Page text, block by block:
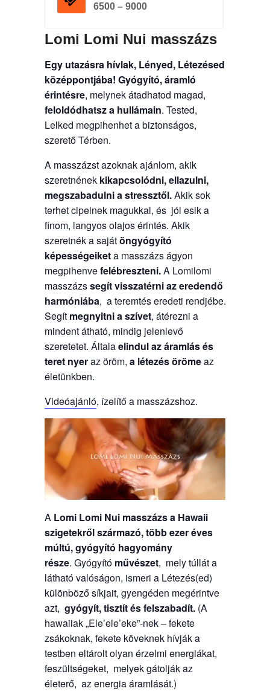
6500 – 9000
Lomi Lomi Nui masszázs
Egy utazásra hívlak, Lényed, Létezésed
középpontjába! Gyógyító, áramló
érintésre, melynek átadhatod magad,
feloldódhatsz a hullámain. Tested,
Lelked megpihenhet a biztonságos,
szerető Térben.
A masszázst azoknak ajánlom, akik
szeretnének kikapcsolódni, ellazulni,
megszabadulni a stressztől.Akik sok
terhet cipelnek magukkal, és jól esik a
finom, langyos olajos érintés. Akik
szeretnék a sajátöngyógyító
képességeiketa masszázs ágyon
megpihenvefelébreszteni.A Lomilomi
masszázssegít visszatérni az eredendő
harmóniába, a teremtés eredeti rendjébe.
Segít megnyitni a szívet, átérezni a
mindent átható, mindig jelenlevő
szeretetet. Általaelindul az áramlás és
teret nyeraz öröm, a létezés örömeaz
életünkben.
Videóajánló, ízelítő a masszázshoz.
A Lomi Lomi Nui masszázs a Hawaii
szigetekről származó, több ezer éves
múltú, gyógyító hagyomány
része. Gyógyító művészet, mely túllát a
látható valóságon, ismeri a Létezés(ed)
különböző síkjait, gyengéden megérintve
azt, gyógyít, tisztít és felszabadít. (A
hawaiiak „Ele’ele’eke”-nek – fekete
zsákoknak, fekete köveknek hívják a
testben eltárolt olyan érzelmi energiákat,
feszültségeket, melyek gátolják az
életerő, az energia áramlását.)